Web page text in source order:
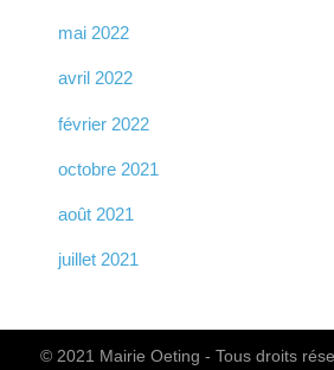
mai 2022
avril 2022
février 2022
octobre 2021
août 2021
juillet 2021
© 2021 Mairie Oeting - Tous droits